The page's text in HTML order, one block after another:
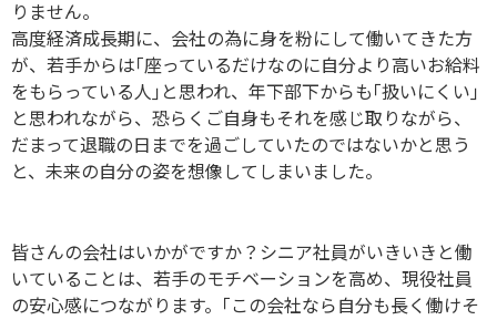
りません。
高度経済成長期に、会社の為に身を粉にして働いてきた方
が、若手からは｢座っているだけなのに自分より高いお給料
をもらっている人｣と思われ、年下部下からも｢扱いにくい｣
と思われながら、恐らくご自身もそれを感じ取りながら、
だまって退職の日までを過ごしていたのではないかと思う
と、未来の自分の姿を想像してしまいました。
皆さんの会社はいかがですか？シニア社員がいきいきと働
いていることは、若手のモチベーションを高め、現役社員
の安心感につながります。｢この会社なら自分も長く働けそ